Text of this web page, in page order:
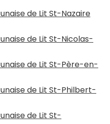
de Lit St-Nazaire
de Lit St-Nicolas-
de Lit St-Père-en-
de Lit St-Philbert-
de Lit St-